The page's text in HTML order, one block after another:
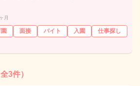
月
面接 バイト 入園
仕事探し
全3件）